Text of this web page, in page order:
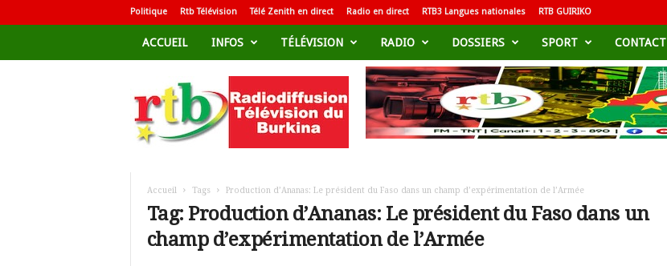
Politique Rtb Télévision Télé Zenith en direct Radio en direct RTB3 Langues nationales RTB GUIRIKO
ACCUEIL INFOS TÉLÉVISION RADIO DOSSIERS SPORT CONTACT
d
i
Accueil Tags Production d’Ananas: Le président du Faso dans un champ d’expérimentation de l’Armée
Tag: Production d’Ananas: Le président du Faso dans un
champ d’expérimentation de l’Armée